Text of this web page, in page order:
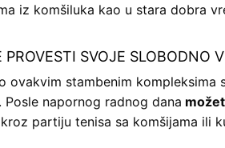
iz komšiluka kao u stara dobra
SVOJE SLOBODNO
ovakvim stambenim kompleksima
napornog radnog dana
partiju tenisa sa komšijama ili